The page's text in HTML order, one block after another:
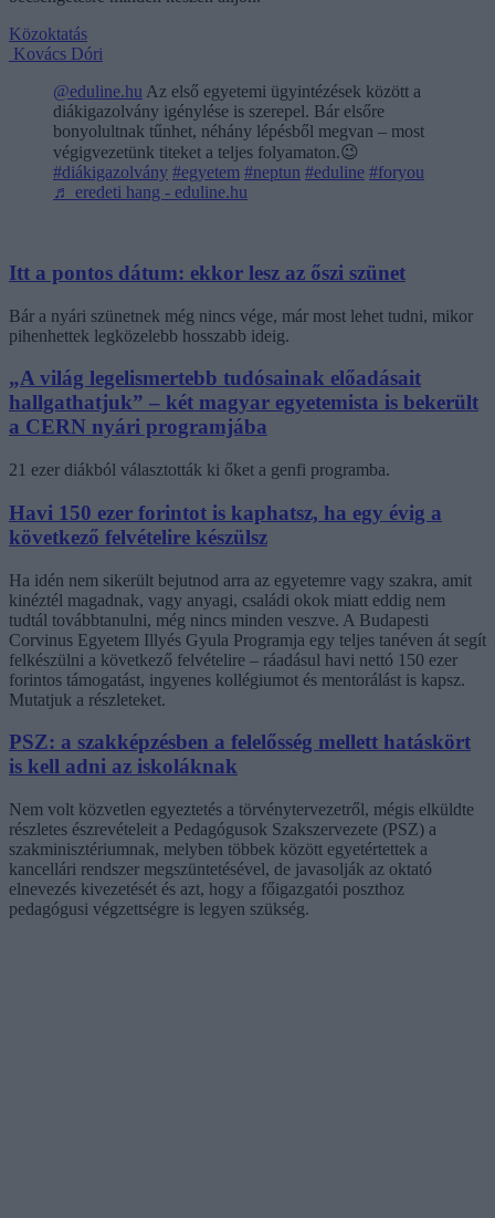
Közoktatás
Kovács Dóri
@eduline.hu Az első egyetemi ügyintézések között a
diákigazolvány igénylése is szerepel. Bár elsőre
bonyolultnak tűnhet, néhány lépésből megvan – most
végigvezetünk titeket a teljes folyamaton.😉
#diákigazolvány #egyetem #neptun #eduline #foryou
♬ eredeti hang - eduline.hu
Itt a pontos dátum: ekkor lesz az őszi szünet
Bár a nyári szünetnek még nincs vége, már most lehet tudni, mikor
pihenhettek legközelebb hosszabb ideig.
„A világ legelismertebb tudósainak előadásait
hallgathatjuk” – két magyar egyetemista is bekerült
a CERN nyári programjába
21 ezer diákból választották ki őket a genfi programba.
Havi 150 ezer forintot is kaphatsz, ha egy évig a
következő felvételire készülsz
Ha idén nem sikerült bejutnod arra az egyetemre vagy szakra, amit
kinéztél magadnak, vagy anyagi, családi okok miatt eddig nem
tudtál továbbtanulni, még nincs minden veszve. A Budapesti
Corvinus Egyetem Illyés Gyula Programja egy teljes tanéven át segít
felkészülni a következő felvételire – ráadásul havi nettó 150 ezer
forintos támogatást, ingyenes kollégiumot és mentorálást is kapsz.
Mutatjuk a részleteket.
PSZ: a szakképzésben a felelősség mellett hatáskört
is kell adni az iskoláknak
Nem volt közvetlen egyeztetés a törvénytervezetről, mégis elküldte
részletes észrevételeit a Pedagógusok Szakszervezete (PSZ) a
szakminisztériumnak, melyben többek között egyetértettek a
kancellári rendszer megszüntetésével, de javasolják az oktató
elnevezés kivezetését és azt, hogy a főigazgatói poszthoz
pedagógusi végzettségre is legyen szükség.